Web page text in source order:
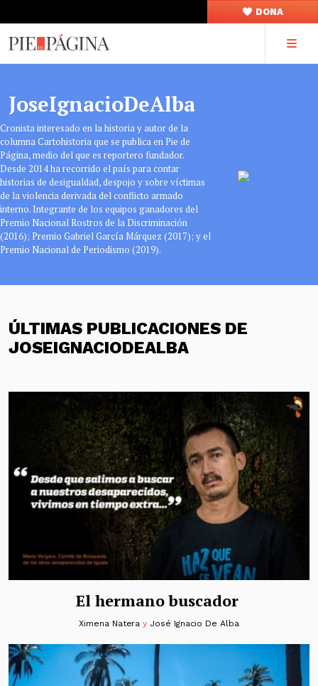
DONA
JoseIgnacioDeAlba
Cronista interesado en la historia y autor de la
columna Cartohistoria que se publica en Pie de
Página, medio del que es reportero fundador.
Desde 2014 ha recorrido el país para contar
historias de desigualdad, despojo y sobre víctimas
de la violencia derivada del conflicto armado
interno. Integrante de los equipos ganadores del
Premio Nacional Rostros de la Discriminación
(2016); Premio Gabriel García Márquez (2017); y el
Premio Nacional de Periodismo (2019).
ÚLTIMAS PUBLICACIONES DE
JOSEIGNACIODEALBA
El hermano buscador
Ximena Natera y José Ignacio De Alba